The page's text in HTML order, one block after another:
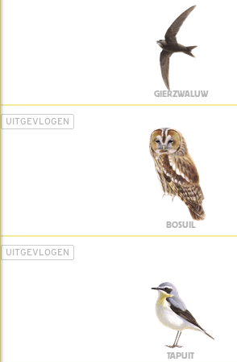
GIERZWALUW
UITGEVLOGEN
BOSUIL
UITGEVLOGEN
TAPUIT